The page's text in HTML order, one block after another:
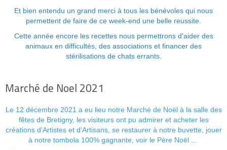
Et bien entendu un grand merci à tous les bénévoles qui nous
permettent de faire de ce week-end une belle reussite.
Cette année encore les recettes nous permettrons d'aider des
animaux en difficultés, des associations et financer des
stérilisations de chats errants.
Marché de Noel 2021
Le 12 décembre 2021 a eu lieu notre Marché de Noël à la salle des
fêtes de Bretigny, les visiteurs ont pu admirer et acheter les
créations d'Artistes et d'Artisans, se restaurer à notre buvette, jouer
à notre tombola 100% gagnante, voir le Père Noël ...